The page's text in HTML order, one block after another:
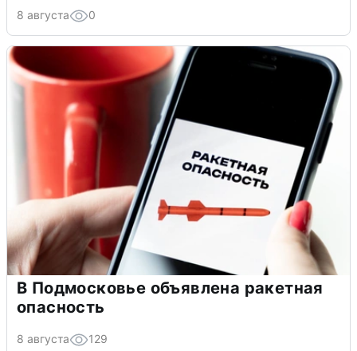
8 августа 0
В Подмосковье объявлена ракетная
опасность
8 августа 129